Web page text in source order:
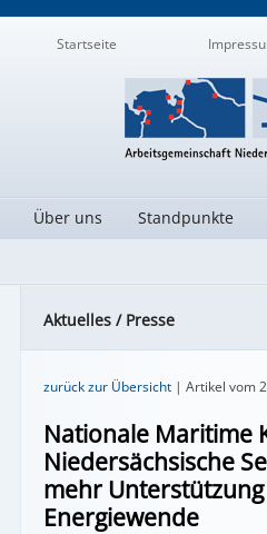
NebenseitenStartseite
Navigation
Hauptseiten
Über uns Standpunkte
Aktuelles / Presse
zurück zur Übersicht| Artikel vom
Nationale Maritime
Niedersächsische
mehr
Energiewende